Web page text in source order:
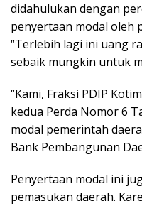
didahulukan dengan
penyertaan modal oleh
“Terlebih lagi ini uang
sebaik mungkin untuk
“Kami, Fraksi PDIP
kedua Perda Nomor 6
modal pemerintah
Bank Pembangunan
Penyertaan modal ini
pemasukan daerah.